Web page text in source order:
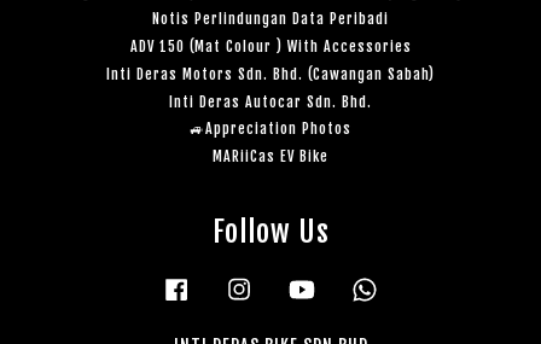
Notis Perlindungan Data Peribadi
ADV 150 (Mat Colour ) With Accessories
Inti Deras Motors Sdn. Bhd. (Cawangan Sabah)
Inti Deras Autocar Sdn. Bhd.
🚙Appreciation Photos
MARiiCas EV Bike
Follow Us
Facebook Instagram YouTube